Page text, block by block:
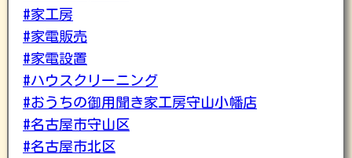
#家工房
#家電販売
#家電設置
#ハウスクリーニング
#おうちの御用聞き家工房守山小幡店
#名古屋市守山区
#名古屋市北区